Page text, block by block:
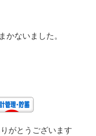
かないました。
がとうございます